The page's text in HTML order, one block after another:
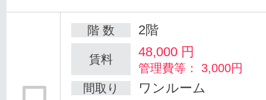
階 数 2階
賃料 48,000 円
管理費等： 3,000円
間取り
ワンルーム